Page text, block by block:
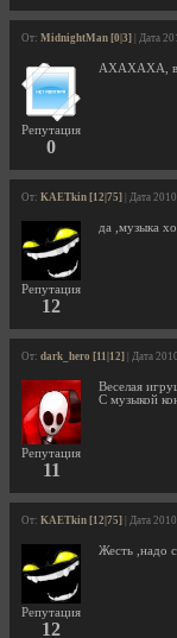
От: MidnightMan [0|3] | Дата
Репутация
0
АХАХАХА,
От: KAETkin [12|75] | Дата
Репутация
12
да ,музыка
От: dark_hero [11|12] | Дата
Репутация
11
Веселая
С музыкой
От: KAETkin [12|75] | Дата
Репутация
12
Жесть ,надо